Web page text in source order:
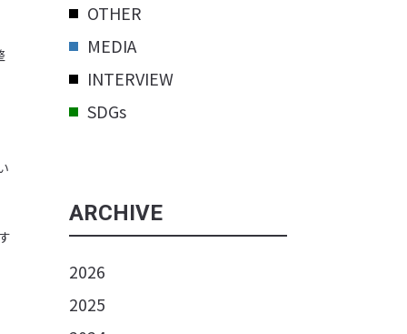
OTHER
MEDIA
INTERVIEW
SDGs
ARCHIVE
2026
2025